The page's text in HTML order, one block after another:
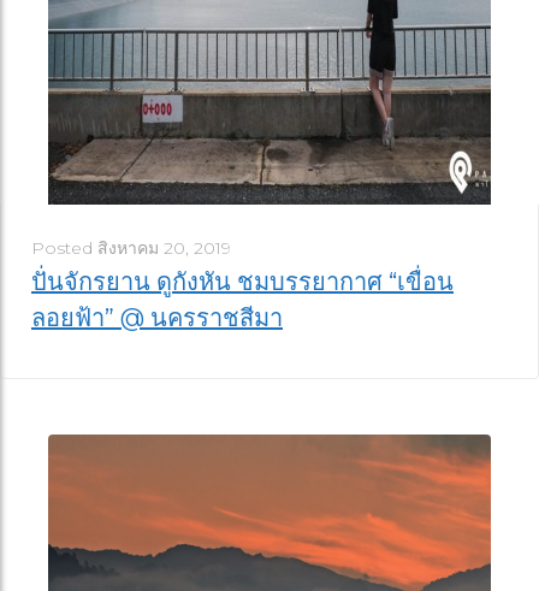
Posted สิงหาคม 20, 2019
ปั่นจักรยาน ดูกังหัน ชมบรรยากาศ “เขื่อน
ลอยฟ้า” @ นครราชสีมา